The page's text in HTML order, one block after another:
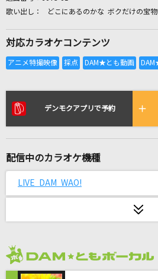
全国りれき
優里
Every Little Thing
[生音]歌うたいのバラッド
GLAMOROUS SKY
NANA starring MIKA NAKASHIMA
どこにあるのかな ボクだけの宝物
対応カラオケコンテンツ
デンモクアプリで予約
配信中のカラオケ機種
LIVE DAM WAO!